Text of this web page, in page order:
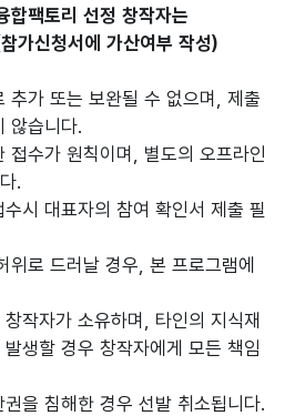
합팩토리 선정 창작자는
가신청서에 가산여부 작성)
추가 또는 보완될 수 없으며, 제출
않습니다.
접수가 원칙이며, 별도의 오프라인
.
시 대표자의 참여 확인서 제출 필
위로 드러날 경우, 본 프로그램에
작자가 소유하며, 타인의 지식재
생할 경우 창작자에게 모든 책임
을 침해한 경우 선발 취소됩니다.